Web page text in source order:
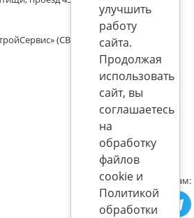
(СВК)
Присоединяйтесь к нам:
улучшить
работу
сайта.
Продолжая
использовать
сайт, вы
соглашаетесь
на
обработку
файлов
cookie и
Политикой
обработки